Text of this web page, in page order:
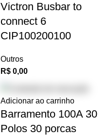
Victron Busbar to
connect 6
CIP100200100
Outros
R$ 0,00
Adicionar ao carrinho
Barramento 100A 30
Polos 30 porcas